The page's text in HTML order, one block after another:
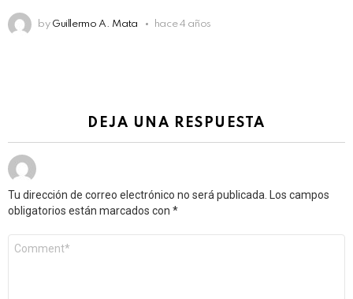
by Guillermo A. Mata hace 4 años
DEJA UNA RESPUESTA
Tu dirección de correo electrónico no será publicada.
Los campos
obligatorios están marcados con *